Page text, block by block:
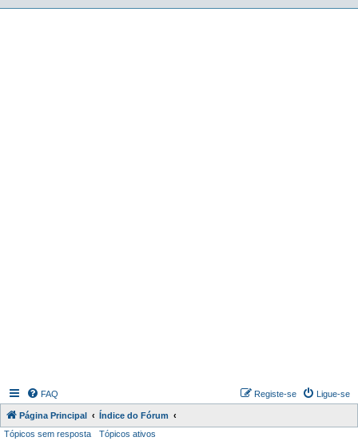
FAQ Ligue-se
Registe-se
Página Principal
Índice do Fórum
Tópicos sem resposta
Tópicos ativos